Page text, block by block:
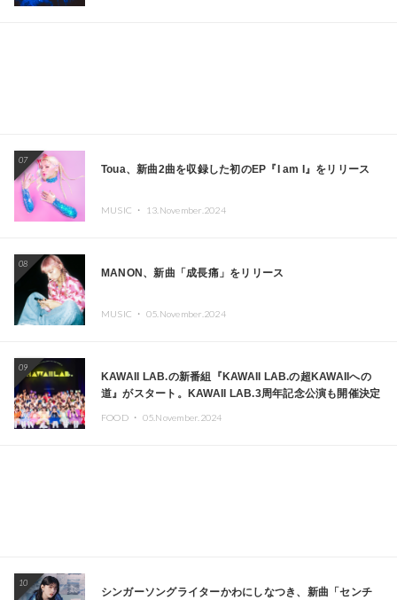
07
Toua、新曲2曲を収録した初のEP『I am I』をリリース
MUSIC ・ 13.November.2024
08
MANON、新曲「成長痛」をリリース
MUSIC ・ 05.November.2024
09
KAWAII LAB.の新番組『KAWAII LAB.の超KAWAIIへの
道』がスタート。KAWAII LAB.3周年記念公演も開催決定
FOOD ・ 05.November.2024
10
シンガーソングライターかわにしなつき、新曲「センチ